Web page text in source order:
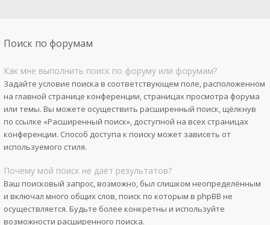
Поиск по форумам
Как мне выполнить поиск по форуму или форумам?
Задайте условие поиска в соответствующем поле, расположенном
на главной странице конференции, страницах просмотра форума
или темы. Вы можете осуществить расширенный поиск, щёлкнув
по ссылке «Расширенный поиск», доступной на всех страницах
конференции. Способ доступа к поиску может зависеть от
используемого стиля.
Почему мой поиск не даёт результатов?
Ваш поисковый запрос, возможно, был слишком неопределённым
и включал много общих слов, поиск по которым в phpBB не
осуществляется. Будьте более конкретны и используйте
возможности расширенного поиска.